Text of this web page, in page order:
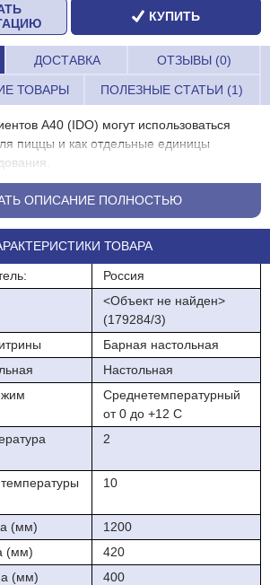
КУПИТЬ
ДОСТАВКА ОТЗЫВЫ (0)
ТОВАРЫ ПОЛЕЗНЫЕ СТАТЬИ (1)
A40 (IDO) могут использоваться
пиццы и как отдельные единицы
сталь
с системой испарения
подсветка
НЕ ВХОДЯТ!
ОПИСАНИЕ ПОЛНОСТЬЮ
ТОВАРА
Россия
<Объект не найден>
(179284/3)
Барная настольная
Настольная
Среднетемпературный
от 0 до +12 C
2
10
(мм)
1200
(мм)
420
(мм)
400